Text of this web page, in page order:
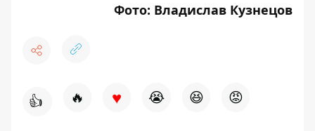
Фото: Владислав Кузнецов
👍 🔥 ♥ 😭 😆 😡